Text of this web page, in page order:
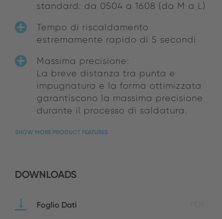
standard: da 0504 a 1608 (da M a L)
Tempo di riscaldamento
estremamente rapido di 5 secondi
Massima precisione:
La breve distanza tra punta e
impugnatura e la forma ottimizzata
garantiscono la massima precisione
durante il processo di saldatura.
SHOW MORE PRODUCT FEATURES
DOWNLOADS
Foglio Dati